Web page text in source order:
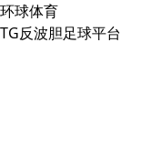
环球体育
TG反波胆足球平台